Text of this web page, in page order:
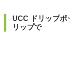
UCC ドリップポ
リップで